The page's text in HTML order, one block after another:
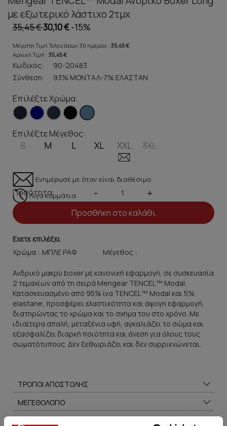
με εξωτερικό λάστιχο 2τμχ
35,45 €30,10 €-15%
Μέγιστη Τιμή Τελευταίων 30 ημερών : 35,45 €
Αρχική Τιμή : 35,45 €
Κωδικός:
90-20483
Σύνθεση:
93% ΜΟΝΤΑΛ-7% ΕΛΑΣΤΑΝ
Επιλέξτε Χρώμα:
Επιλέξτε Μέγεθος:
S M L XL XXL 3XL
Ενημέρωσέ με όταν είναι διαθέσιμο
Λίγα κομμάτια
Ποσότητα: - +
Προσθήκη στο καλάθι
Εχετε επιλέξει
Χρώμα :
Μέγεθος :
Ανδρικό μακρύ boxer με κανονική εφαρμογή, σε συσκευασία
2 τεμαχίων από τη σειρά Mengear TENCEL™ Modal.
Κατασκευασμένο από 95% ίνα TENCEL™ Modal και 5%
elastane, προσφέρει ελαστικότητα και άψογη εφαρμογή,
διατηρώντας το χρώμα και το σχήμα του στο χρόνο. Με
ιδιαίτερα απαλή, μεταξένια υφή, αγκαλιάζει το σώμα και
εξασφαλίζει διαρκή ποιότητα και άνεση για όλους τους
σωματότυπους. Δεν ξεθωριάζει και δεν συρρικνώνεται.
ΤΡΟΠΟΙ ΑΠΟΣΤΟΛΗΣ
ΜΕΓΕΘΟΛΟΓΙΟ